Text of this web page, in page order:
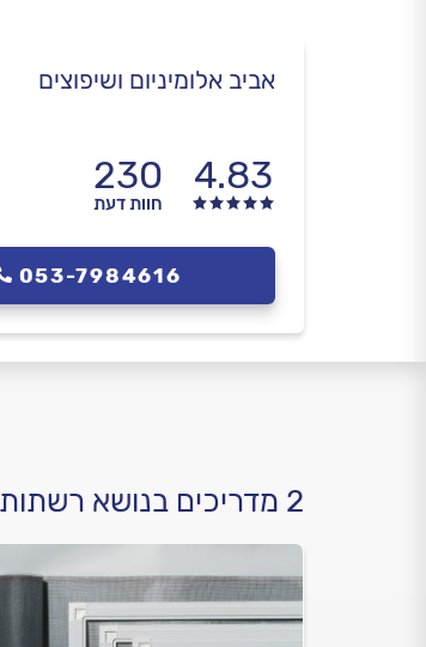
אביב אלומיניום ושיפוצים
4.83
230
חוות דעת
053-7984616
2 מדריכים בנושא רשתות נגד יתושים